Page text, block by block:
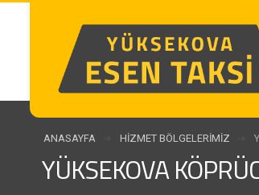
ANASAYFA HIZMET BÖLGELERIMIZ
YÜKSEKOVA